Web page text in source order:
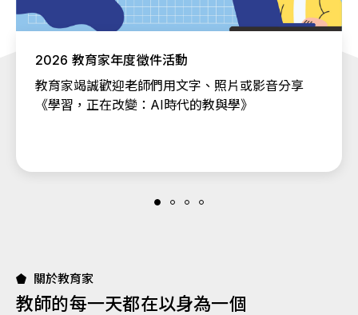
2026 教育家年度徵件活動
教育家竭誠歡迎老師們用文字、照片或影音分享
《學習，正在改變：AI時代的教與學》
關於教育家
教師的每一天都在以身為一個